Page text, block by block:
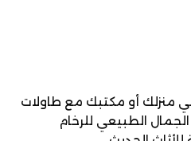
منزلك أو مكتبك مع طاولات
الطبيعي للرخام